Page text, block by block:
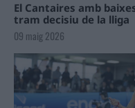
El Cantaires amb
tram decisiu de la lliga
09 maig 2026